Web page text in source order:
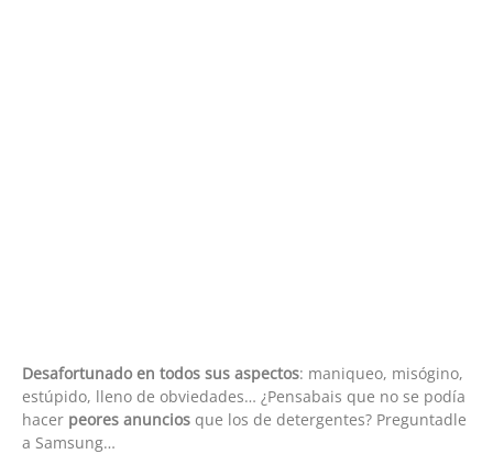
Desafortunado en todos sus aspectos: maniqueo, misógino,
estúpido, lleno de obviedades… ¿Pensabais que no se podía
hacer peores anuncios que los de detergentes? Preguntadle
a Samsung…